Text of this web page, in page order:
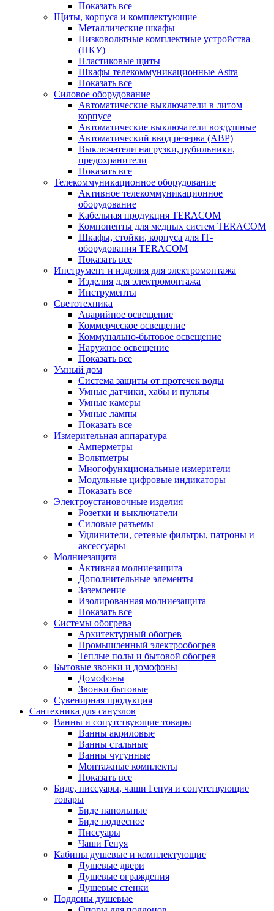
Показать все
Щиты, корпуса и комплектующие
Металлические шкафы
Низковольтные комплектные устройства
(НКУ)
Пластиковые щиты
Шкафы телекоммуникационные Astra
Показать все
Силовое оборудование
Автоматические выключатели в литом
корпусе
Автоматические выключатели воздушные
Автоматический ввод резерва (АВР)
Выключатели нагрузки, рубильники,
предохранители
Показать все
Телекоммуникационное оборудование
Активное телекоммуникационное
оборудование
Кабельная продукция TERACOM
Компоненты для медных систем TERACOM
Шкафы, стойки, корпуса для IT-
оборудования TERACOM
Показать все
Инструмент и изделия для электромонтажа
Изделия для электромонтажа
Инструменты
Светотехника
Аварийное освещение
Коммерческое освещение
Коммунально-бытовое освещение
Наружное освещение
Показать все
Умный дом
Система защиты от протечек воды
Умные датчики, хабы и пульты
Умные камеры
Умные лампы
Показать все
Измерительная аппаратура
Амперметры
Вольтметры
Многофункциональные измерители
Модульные цифровые индикаторы
Показать все
Электроустановочные изделия
Розетки и выключатели
Силовые разъемы
Удлинители, сетевые фильтры, патроны и
аксессуары
Молниезащита
Активная молниезащита
Дополнительные элементы
Заземление
Изолированная молниезащита
Показать все
Системы обогрева
Архитектурный обогрев
Промышленный электрообогрев
Теплые полы и бытовой обогрев
Бытовые звонки и домофоны
Домофоны
Звонки бытовые
Сувенирная продукция
Сантехника для санузлов
Ванны и сопутствующие товары
Ванны акриловые
Ванны стальные
Ванны чугунные
Монтажные комплекты
Показать все
Биде, писсуары, чаши Генуя и сопутствующие
товары
Биде напольные
Биде подвесное
Писсуары
Чаши Генуя
Кабины душевые и комплектующие
Душевые двери
Душевые ограждения
Душевые стенки
Поддоны душевые